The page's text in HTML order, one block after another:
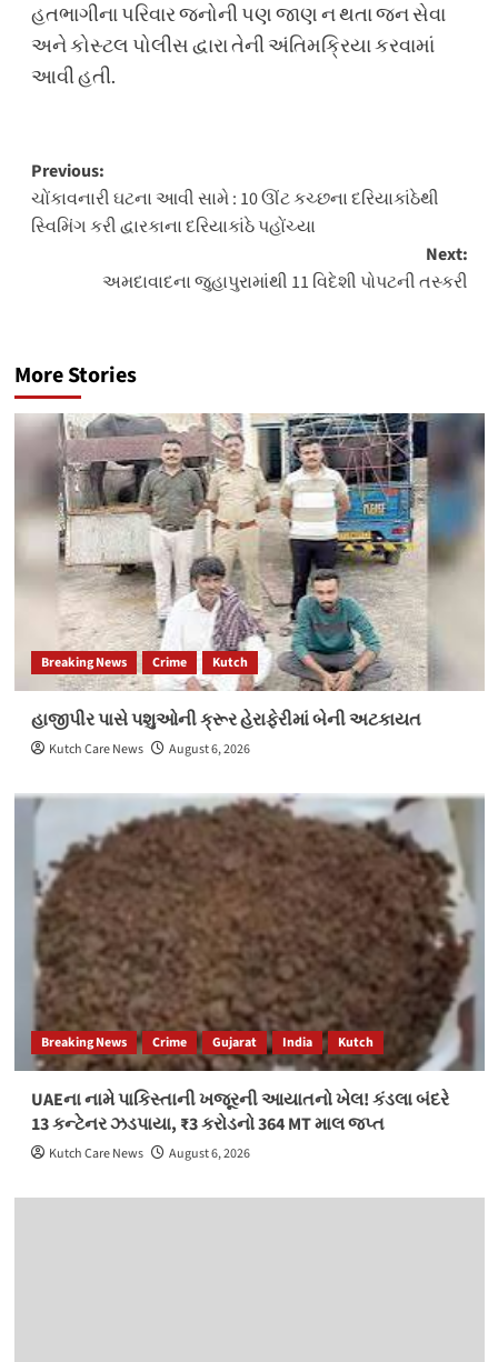
હતભાગીના પરિવાર જનોની પણ જાણ ન થતા જન સેવા
અને કોસ્ટલ પોલીસ દ્વારા તેની અંતિમક્રિયા કરવામાં
આવી હતી.
Post
navigation
Previous:
ચોંકાવનારી ઘટના આવી સામે : 10 ઊંટ કચ્છના દરિયાકાંઠેથી
સ્વિમિંગ કરી દ્વારકાના દરિયાકાંઠે પહોંચ્યા
Next:
અમદાવાદના જુહાપુરામાંથી 11 વિદેશી પોપટની તસ્કરી
More Stories
Breaking News Crime Kutch
હાજીપીર પાસે પશુઓની ક્રૂર હેરાફેરીમાં બેની અટકાયત
Kutch Care News August 6, 2026
Breaking News Crime Gujarat India Kutch
UAEના નામે પાકિસ્તાની ખજૂરની આયાતનો ખેલ! કંડલા બંદરે
13 કન્ટેનર ઝડપાયા, ₹3 કરોડનો 364 MT માલ જપ્ત
Kutch Care News August 6, 2026